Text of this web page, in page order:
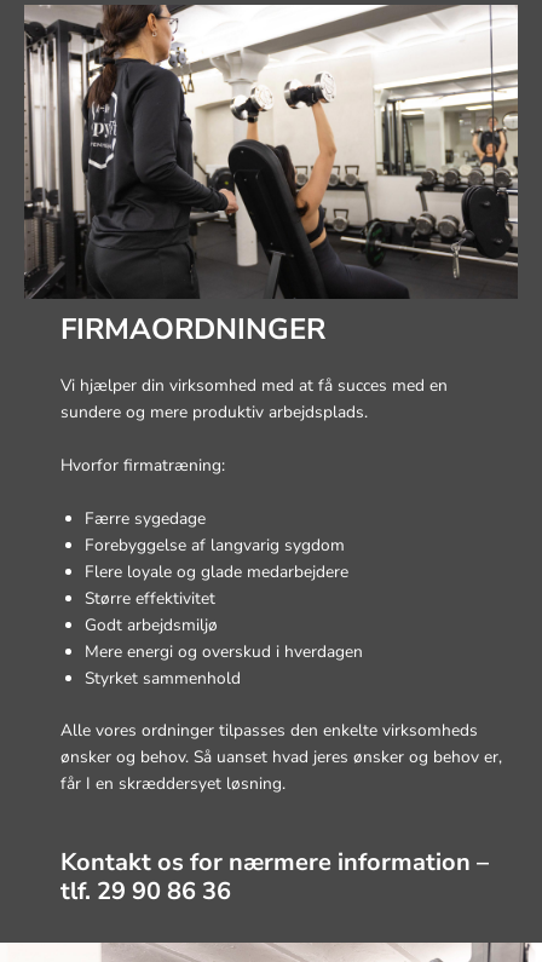
FIRMAORDNINGER
Vi hjælper din virksomhed med at få succes med en
sundere og mere produktiv arbejdsplads.
Hvorfor firmatræning:
Færre sygedage
Forebyggelse af langvarig sygdom
Flere loyale og glade medarbejdere
Større effektivitet
Godt arbejdsmiljø
Mere energi og overskud i hverdagen
Styrket sammenhold
Alle vores ordninger tilpasses den enkelte virksomheds
ønsker og behov. Så uanset hvad jeres ønsker og behov er,
får I en skræddersyet løsning.
Kontakt os for nærmere information –
tlf. 29 90 86 36